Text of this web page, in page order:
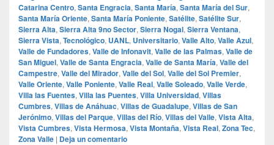
Catarina Centro, Santa Engracia, Santa María, Santa María del Sur,
Santa María Oriente, Santa María Poniente, Satélite, Satélite Sur,
Sierra Alta, Sierra Alta 9no Sector, Sierra Nogal, Sierra Ventana,
Sierra Vista, Tecnológico, UANL, Universitario, Valle Alto, Valle Azul,
Valle de Fundadores, Valle de Infonavit, Valle de las Palmas, Valle de
San Miguel, Valle de Santa Engracia, Valle de Santa María, Valle del
Campestre, Valle del Mirador, Valle del Sol, Valle del Sol Premier,
Valle Oriente, Valle Poniente, Valle Real, Valle Soleado, Valle Verde,
Villa las Fuentes, Villa las Puentes, Villa Universidad, Villas
Cumbres, Villas de Anáhuac, Villas de Guadalupe, Villas de San
Jerónimo, Villas del Parque, Villas del Río, Villas del Valle, Vista Alta,
Vista Cumbres, Vista Hermosa, Vista Montaña, Vista Real, Zona Tec,
Zona Valle | Deja un comentario